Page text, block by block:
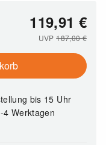
119,91 €
UVP187,00€
bis 15 Uhr
4 Werktagen